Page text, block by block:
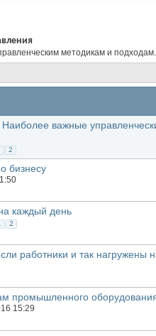
методикам и подходам.
Наиболее важные
2
бизнесу
каждый день
2
работники и так нагружены
промышленного
15:29